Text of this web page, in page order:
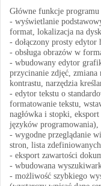
Główne funkcje
- wyświetlanie
format, lokalizacja na
- dołączony prosty edytor
- obsługa obrazów w
- wbudowany edytor
przycinanie zdjęć, zmiana
kontrastu, narzędzia
- edytor tekstu o
formatowanie tekstu,
nagłówka i stopki,
języków programowania),
- wygodne przeglądanie
stron, lista zdefiniowanych
- eksport zawartości
- wbudowana
- możliwość szybkiego